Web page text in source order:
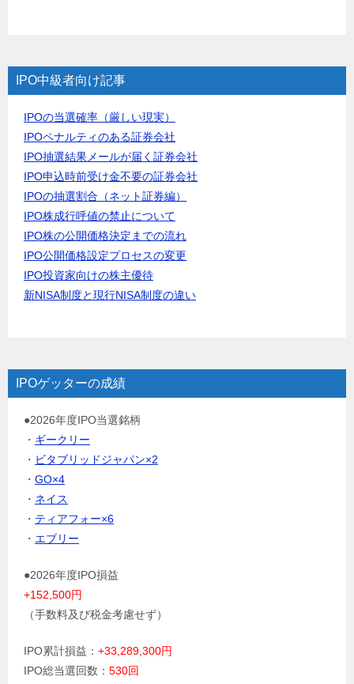
IPO中級者向け記事
IPOの当選確率（厳しい現実）
IPOペナルティのある証券会社
IPO抽選結果メールが届く証券会社
IPO申込時前受け金不要の証券会社
IPOの抽選割合（ネット証券編）
IPO株成行呼値の禁止について
IPO株の公開価格決定までの流れ
IPO公開価格設定プロセスの変更
IPO投資家向けの株主優待
新NISA制度と現行NISA制度の違い
IPOゲッターの成績
●2026年度IPO当選銘柄
・ ギークリー
・ ビタブリッドジャパン×2
・ GO×4
・ ネイス
・ ティアフォー×6
・ エブリー
●2026年度IPO損益
+152,500円
（手数料及び税金考慮せず）
IPO累計損益： +33,289,300円
IPO総当選回数： 530回